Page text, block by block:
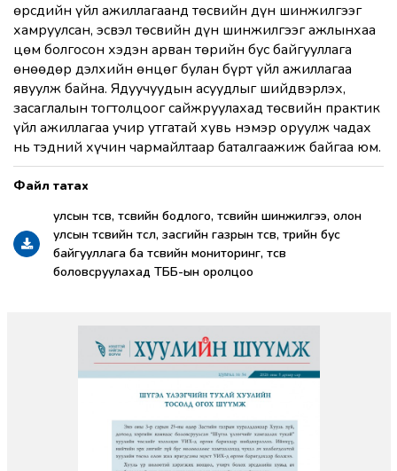
Өөрсдийн үйл ажиллагаанд төсвийн дүн шинжилгээг
хамруулсан, эсвэл төсвийн дүн шинжилгээг ажлынхаа
цөм болгосон хэдэн арван төрийн бус байгууллага
өнөөдөр дэлхийн өнцөг булан бүрт үйл ажиллагаа
явуулж байна. Ядуучуудын асуудлыг шийдвэрлэх,
засаглалын тогтолцоог сайжруулахад төсвийн практик
үйл ажиллагаа учир утгатай хувь нэмэр оруулж чадах
нь тэдний хүчин чармайлтаар баталгаажиж байгаа юм.
улсын төсөв, төсвийн бодлого, төсвийн шинжилгээ, олон
улсын төсвийн төсөл, засгийн газрын төсөв, төрийн бус
байгууллага ба төсвийн мониторинг, төсөв
боловсруулахад ТББ-ын оролцоо